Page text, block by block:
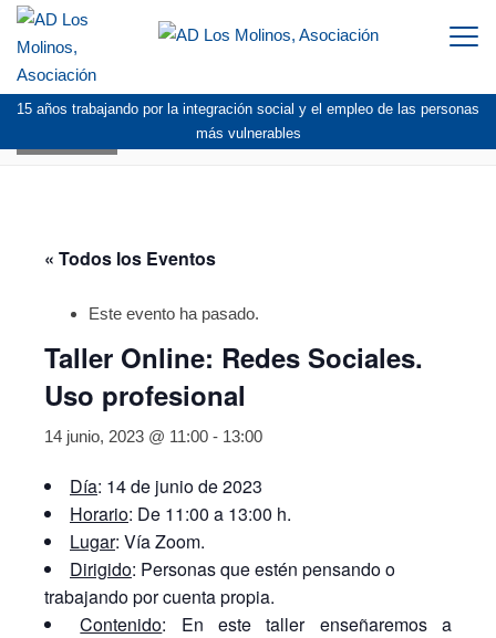
15 años trabajando por la integración social y el empleo de las personas
más vulnerables
« Todos los Eventos
Este evento ha pasado.
Taller Online: Redes Sociales.
Uso profesional
14 junio, 2023 @ 11:00 - 13:00
Día: 14 de junio de 2023
Horario: De 11:00 a 13:00 h.
Lugar: Vía Zoom.
Dirigido: Personas que estén pensando o
trabajando por cuenta propia.
Contenido: En este taller enseñaremos a